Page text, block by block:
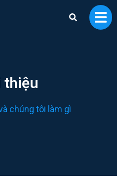
thiệu
chúng tôi làm gì